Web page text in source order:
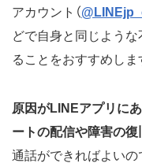
アカウント（
どで自身と同じよう
ることをおすすめしま
原因がLINEアプリに
ートの配信や障害の復
通話ができればよいの